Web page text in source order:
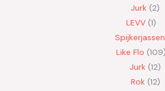
Jurk 2
LEVV 1
Spijkerjassen
Like Flo 109
Jurk 12
Rok 12